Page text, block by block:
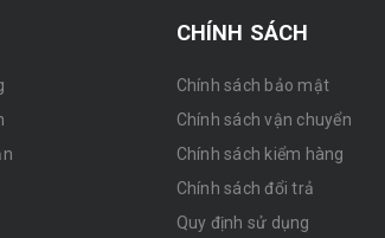
CHÍNH SÁCH
Chính sách bảo mật
Chính sách vận chuyển
Chính sách kiểm hàng
Chính sách đổi trả
Quy định sử dụng